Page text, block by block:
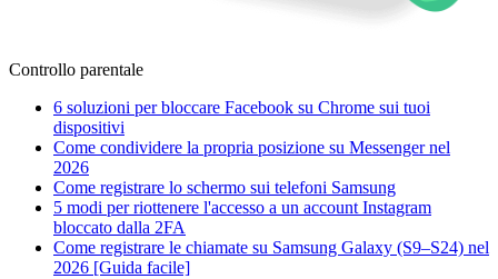
Controllo parentale
6 soluzioni per bloccare Facebook su Chrome sui tuoi
dispositivi
Come condividere la propria posizione su Messenger nel
2026
Come registrare lo schermo sui telefoni Samsung
5 modi per riottenere l'accesso a un account Instagram
bloccato dalla 2FA
Come registrare le chiamate su Samsung Galaxy (S9–S24) nel
2026 [Guida facile]